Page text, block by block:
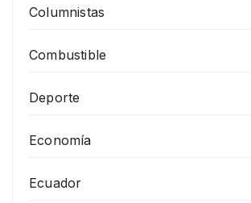
Columnistas
Combustible
Deporte
Economía
Ecuador